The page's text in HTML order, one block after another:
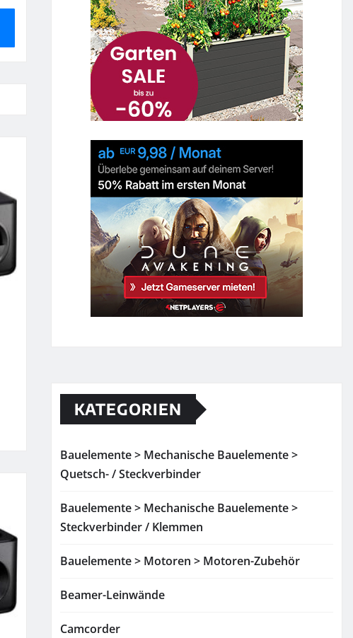
KATEGORIEN
Bauelemente > Mechanische Bauelemente >
Quetsch- / Steckverbinder
Bauelemente > Mechanische Bauelemente >
Steckverbinder / Klemmen
Bauelemente > Motoren > Motoren-Zubehör
Beamer-Leinwände
Camcorder